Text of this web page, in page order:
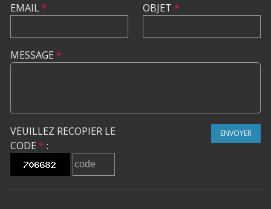
EMAIL* OBJET *
MESSAGE *
VEUILLEZ RECOPIER LE
CODE * :
ENVOYER